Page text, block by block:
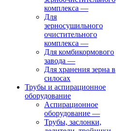
комплекса —
Для
зерносушильного
очистительного
комплекса —
Для комбикормового
завода —
Для хранения зерна в
силосах
Трубы и аспирационное
оборудование
Аспирационное
оборудование —
Трубы, заслонки,